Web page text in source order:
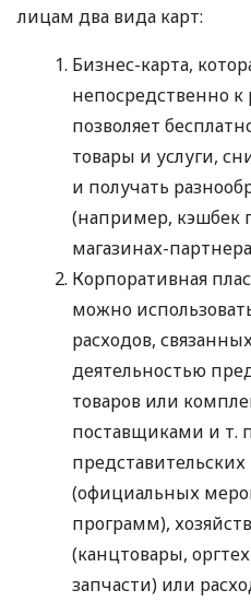
лицам два вида карт:
Бизнес-карта,
непосредственно к
позволяет
товары и услуги,
и получать
(например, кэшбек
магазинах-
Корпоративная
можно
расходов,
деятельностью
товаров или
поставщиками и т.
представительских
(официальных
программ),
(канцтовары,
запчасти) или